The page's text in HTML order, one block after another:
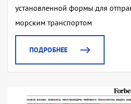
установленной формы для
морским транспортом
ПОДРОБНЕЕ